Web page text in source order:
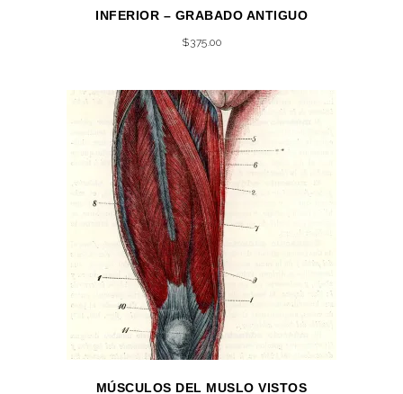
INFERIOR – GRABADO ANTIGUO
$375.00
MÚSCULOS DEL MUSLO VISTOS